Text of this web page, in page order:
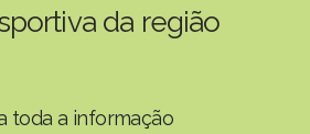
da região
toda a informação